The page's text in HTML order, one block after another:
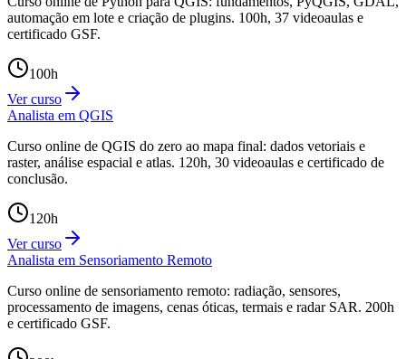
automação em lote e criação de plugins. 100h, 37 videoaulas e
certificado GSF.
100h
Ver curso
Analista em QGIS
Curso online de QGIS do zero ao mapa final: dados vetoriais e
raster, análise espacial e atlas. 120h, 30 videoaulas e certificado de
conclusão.
120h
Ver curso
Analista em Sensoriamento Remoto
Curso online de sensoriamento remoto: radiação, sensores,
processamento de imagens, cenas óticas, termais e radar SAR. 200h
e certificado GSF.